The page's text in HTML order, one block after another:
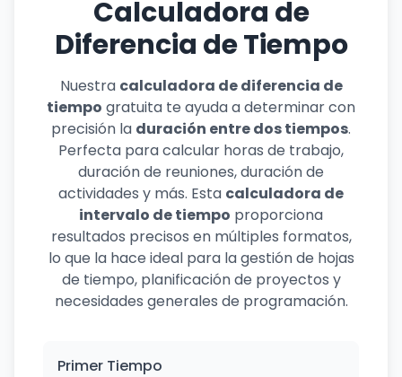
Calculadora de
Diferencia de Tiempo
Nuestra calculadora de diferencia de
tiempo gratuita te ayuda a determinar con
precisión la duración entre dos tiempos.
Perfecta para calcular horas de trabajo,
duración de reuniones, duración de
actividades y más. Esta calculadora de
intervalo de tiempo proporciona
resultados precisos en múltiples formatos,
lo que la hace ideal para la gestión de hojas
de tiempo, planificación de proyectos y
necesidades generales de programación.
Primer Tiempo